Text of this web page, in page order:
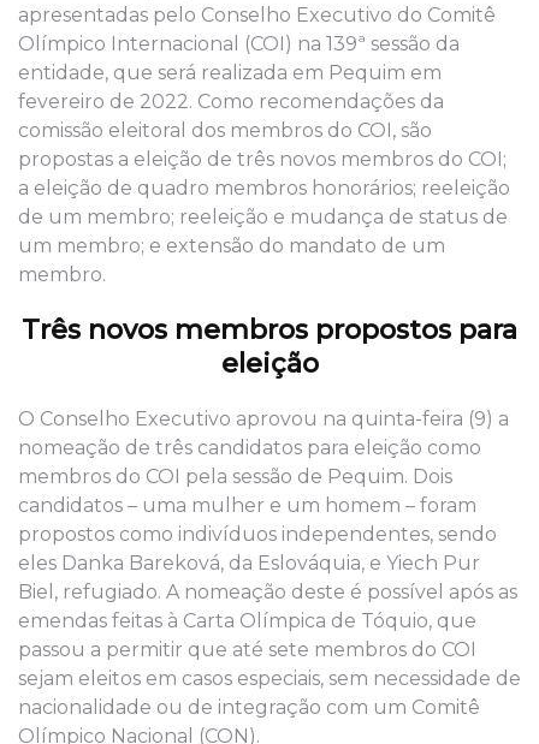
apresentadas pelo Conselho Executivo do Comitê
Olímpico Internacional (COI) na 139ª sessão da
entidade, que será realizada em Pequim em
fevereiro de 2022. Como recomendações da
comissão eleitoral dos membros do COI, são
propostas a eleição de três novos membros do COI;
a eleição de quadro membros honorários; reeleição
de um membro; reeleição e mudança de status de
um membro; e extensão do mandato de um
membro.
Três novos membros propostos para
eleição
O Conselho Executivo aprovou na quinta-feira (9) a
nomeação de três candidatos para eleição como
membros do COI pela sessão de Pequim. Dois
candidatos – uma mulher e um homem – foram
propostos como indivíduos independentes, sendo
eles Danka Bareková, da Eslováquia, e Yiech Pur
Biel, refugiado. A nomeação deste é possível após as
emendas feitas à Carta Olímpica de Tóquio, que
passou a permitir que até sete membros do COI
sejam eleitos em casos especiais, sem necessidade de
nacionalidade ou de integração com um Comitê
Olímpico Nacional (CON).